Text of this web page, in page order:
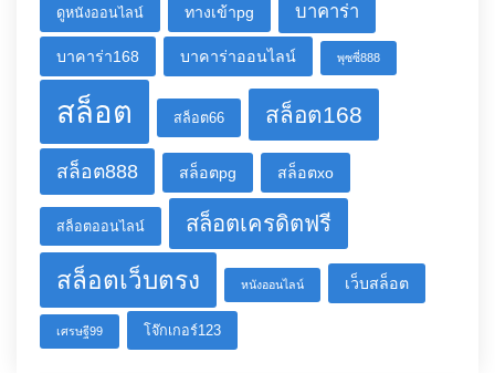
ดูหนังออนไลน์ ทางเข้าpg บาคาร่า
บาคาร่า168 บาคาร่าออนไลน์ พุซซี่888
สล็อต สล็อต66 สล็อต168
สล็อต888 สล็อตpg สล็อตxo
สล็อตออนไลน์ สล็อตเครดิตฟรี
สล็อตเว็บตรง หนังออนไลน์ เว็บสล็อต
เศรษฐี99 โจ๊กเกอร์123